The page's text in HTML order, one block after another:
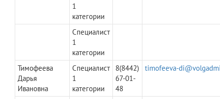
1
категории
Специалист
1
категории
Тимофеева
Дарья
Ивановна
Специалист
1
категории
8(8442)
67-01-
48
timofeeva-